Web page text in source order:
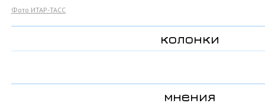
Фото ИТАР-ТАСС
колонки
мнения